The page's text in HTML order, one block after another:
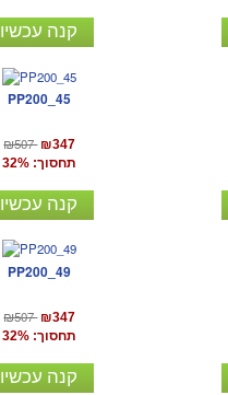
קנה עכשיו
PP200_45
₪507 ₪347
תחסוך: 32%
קנה עכשיו
PP200_49
₪507 ₪347
תחסוך: 32%
קנה עכשיו